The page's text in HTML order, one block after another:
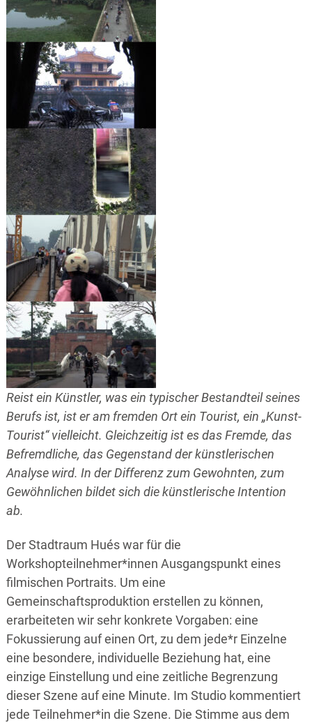
Reist ein Künstler, was ein typischer Bestandteil seines
Berufs ist, ist er am fremden Ort ein Tourist, ein „Kunst-
Tourist“ vielleicht. Gleichzeitig ist es das Fremde, das
Befremdliche, das Gegenstand der künstlerischen
Analyse wird. In der Differenz zum Gewohnten, zum
Gewöhnlichen bildet sich die künstlerische Intention
ab.
Der Stadtraum Hués war für die
Workshopteilnehmer*innen Ausgangspunkt eines
filmischen Portraits. Um eine
Gemeinschaftsproduktion erstellen zu können,
erarbeiteten wir sehr konkrete Vorgaben: eine
Fokussierung auf einen Ort, zu dem jede*r Einzelne
eine besondere, individuelle Beziehung hat, eine
einzige Einstellung und eine zeitliche Begrenzung
dieser Szene auf eine Minute. Im Studio kommentiert
jede Teilnehmer*in die Szene. Die Stimme aus dem